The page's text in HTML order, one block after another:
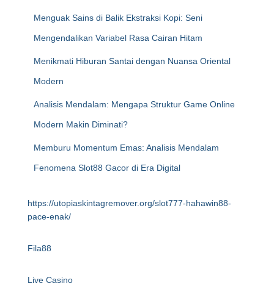
Menguak Sains di Balik Ekstraksi Kopi: Seni
Mengendalikan Variabel Rasa Cairan Hitam
Menikmati Hiburan Santai dengan Nuansa Oriental
Modern
Analisis Mendalam: Mengapa Struktur Game Online
Modern Makin Diminati?
Memburu Momentum Emas: Analisis Mendalam
Fenomena Slot88 Gacor di Era Digital
https://utopiaskintagremover.org/slot777-hahawin88-
pace-enak/
Fila88
Live Casino